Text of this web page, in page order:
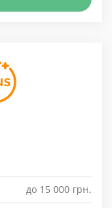
до 15 000 грн.